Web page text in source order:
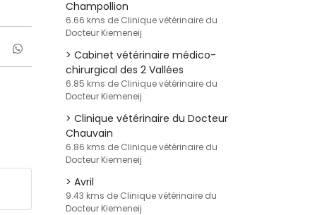
Champollion
6.66 kms de Clinique vétérinaire du
Docteur Kiemeneij
Cabinet vétérinaire médico-
chirurgical des 2 Vallées
6.85 kms de Clinique vétérinaire du
Docteur Kiemeneij
Clinique vétérinaire du Docteur
Chauvain
6.86 kms de Clinique vétérinaire du
Docteur Kiemeneij
Avril
9.43 kms de Clinique vétérinaire du
Docteur Kiemeneij